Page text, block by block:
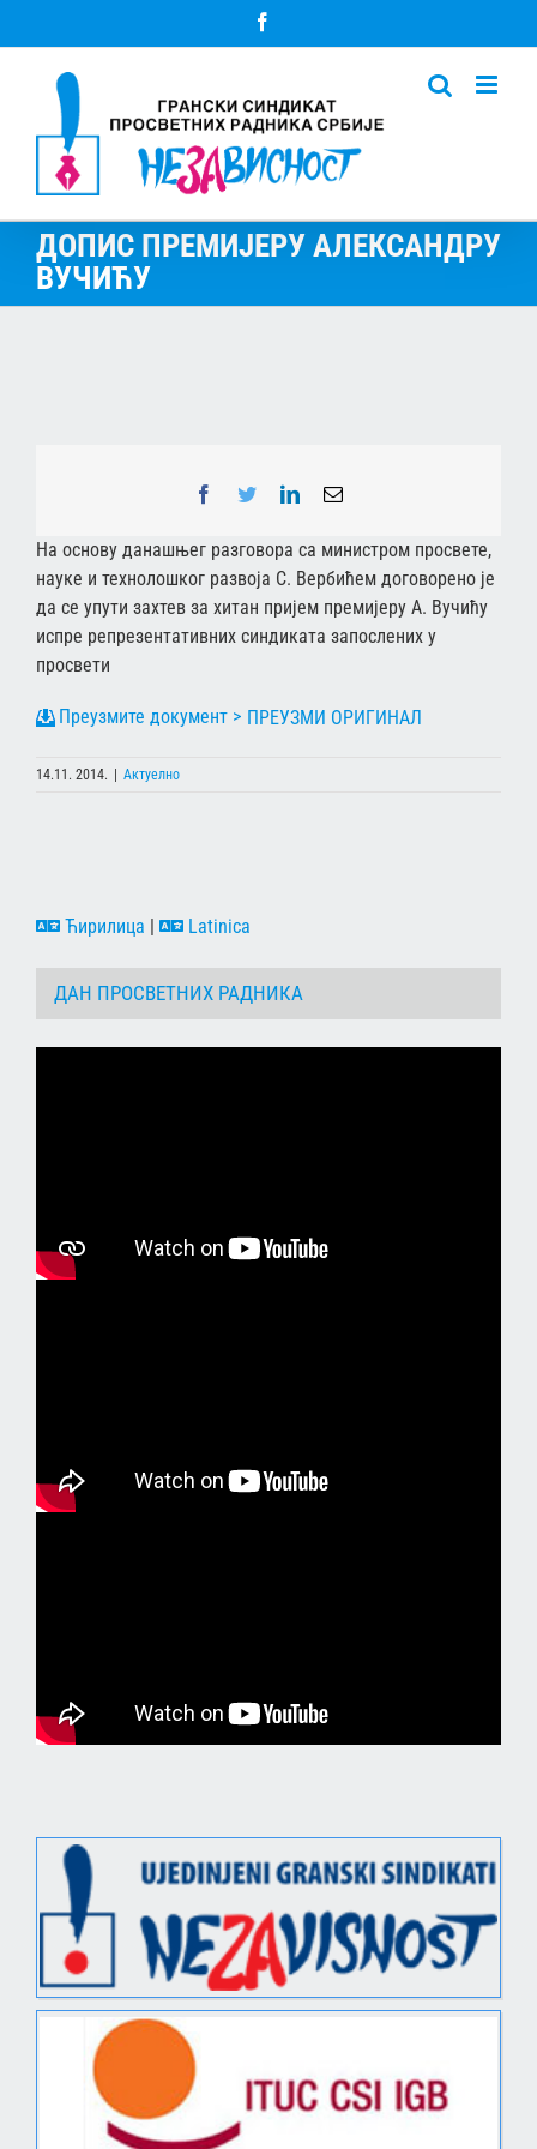
to
ДОПИС ПРЕМИЈЕРУ АЛЕКСАНДРУ
ВУЧИЋУ
Facebook
TwitterLinkedInEmail
На основу данашњег разговора са министром просвете,
науке и технолошког развоја С. Вербићем договорено је
да се упути захтев за хитан пријем премијеру А. Вучићу
испре репрезентативних синдиката запослених у
просвети
ПРЕУЗМИ ОРИГИНАЛ
14.11. 2014. | Актуелно
Ћирилица | Latinica
ДАН ПРОСВЕТНИХ РАДНИКА